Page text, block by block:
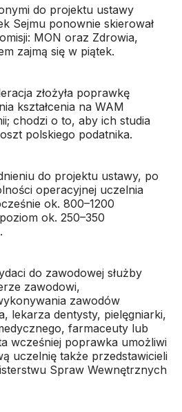
do projektu ustawy
Sejmu ponownie skierował
MON oraz Zdrowia,
zajmą się w piątek.
złożyła poprawkę
kształcenia na WAM
chodzi o to, aby ich studia
polskiego podatnika.
do projektu ustawy, po
operacyjnej uczelnia
ok. 800–1200
ok. 250–350
do zawodowej służby
zawodowi,
zawodów
lekarza dentysty, pielęgniarki,
farmaceuty lub
wcześniej poprawka umożliwi
uczelnię także przedstawicieli
Spraw Wewnętrznych